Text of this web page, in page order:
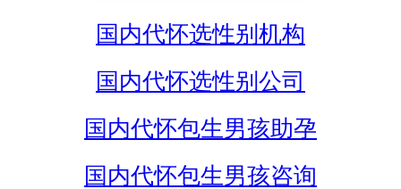
国内代怀选性别机构
国内代怀选性别公司
国内代怀包生男孩助孕
国内代怀包生男孩咨询